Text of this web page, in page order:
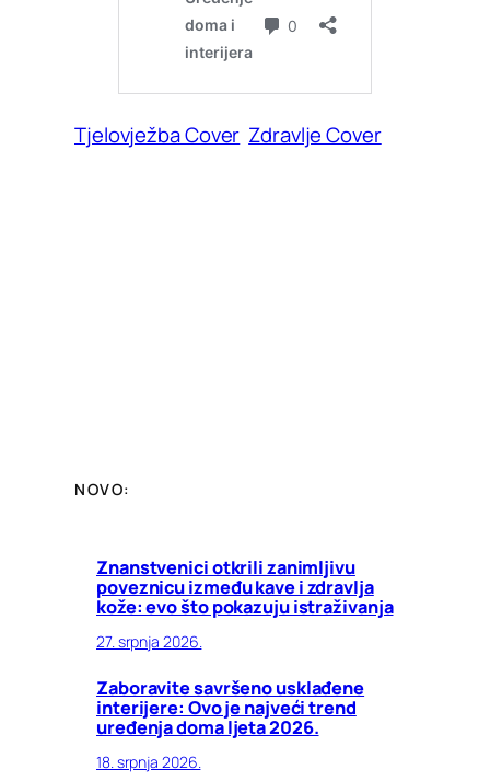
Tjelovježba Cover Zdravlje Cover
NOVO:
Znanstvenici otkrili zanimljivu
poveznicu između kave i zdravlja
kože: evo što pokazuju istraživanja
27. srpnja 2026.
Zaboravite savršeno usklađene
interijere: Ovo je najveći trend
uređenja doma ljeta 2026.
18. srpnja 2026.